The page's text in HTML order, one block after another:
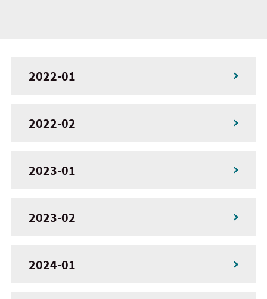
2022-01
2022-02
2023-01
2023-02
2024-01